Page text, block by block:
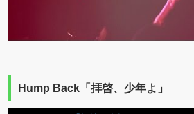
Hump Back「拝啓、少年よ」